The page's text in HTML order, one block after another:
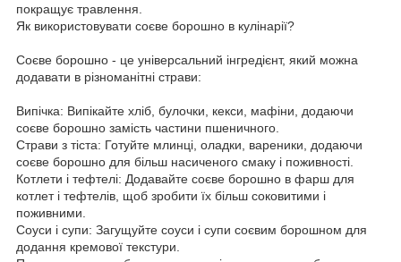
покращує травлення.
Як використовувати соєве борошно в кулінарії?
Соєве борошно - це універсальний інгредієнт, який можна
додавати в різноманітні страви:
Випічка: Випікайте хліб, булочки, кекси, мафіни, додаючи
соєве борошно замість частини пшеничного.
Страви з тіста: Готуйте млинці, оладки, вареники, додаючи
соєве борошно для більш насиченого смаку і поживності.
Котлети і тефтелі: Додавайте соєве борошно в фарш для
котлет і тефтелів, щоб зробити їх більш соковитими і
поживними.
Соуси і супи: Загущуйте соуси і супи соєвим борошном для
додання кремової текстури.